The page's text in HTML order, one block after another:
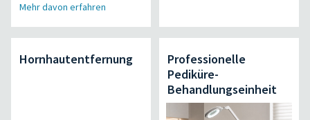
Mehr davon erfahren
Hornhautentfernung
Professionelle
Pediküre-
Behandlungseinheit